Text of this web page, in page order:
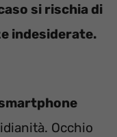
si rischia di
indesiderate.
Occhio